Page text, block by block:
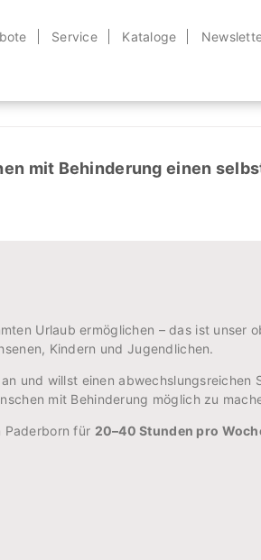
Service Kataloge
mit Behinderung einen
Urlaub ermöglichen – das ist
Kindern und Jugendlichen.
und willst einen
mit Behinderung möglich zu
Paderborn für 20–40 Stunden pro